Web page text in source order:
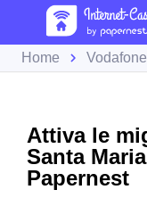
Home Vodafone